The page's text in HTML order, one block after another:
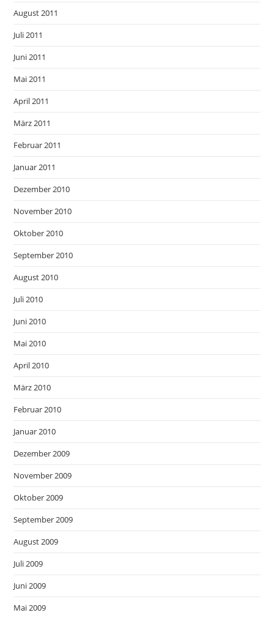
August 2011
Juli 2011
Juni 2011
Mai 2011
April 2011
März 2011
Februar 2011
Januar 2011
Dezember 2010
November 2010
Oktober 2010
September 2010
August 2010
Juli 2010
Juni 2010
Mai 2010
April 2010
März 2010
Februar 2010
Januar 2010
Dezember 2009
November 2009
Oktober 2009
September 2009
August 2009
Juli 2009
Juni 2009
Mai 2009